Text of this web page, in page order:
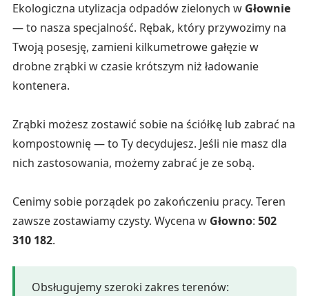
Ekologiczna utylizacja odpadów zielonych w Głownie
— to nasza specjalność. Rębak, który przywozimy na
Twoją posesję, zamieni kilkumetrowe gałęzie w
drobne zrąbki w czasie krótszym niż ładowanie
kontenera.
Zrąbki możesz zostawić sobie na ściółkę lub zabrać na
kompostownię — to Ty decydujesz. Jeśli nie masz dla
nich zastosowania, możemy zabrać je ze sobą.
Cenimy sobie porządek po zakończeniu pracy. Teren
zawsze zostawiamy czysty. Wycena w Głowno: 502
310 182.
Obsługujemy szeroki zakres terenów: